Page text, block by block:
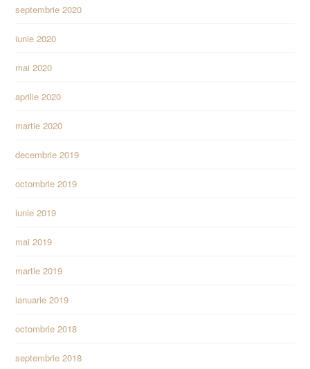
septembrie 2020
iunie 2020
mai 2020
aprilie 2020
martie 2020
decembrie 2019
octombrie 2019
iunie 2019
mai 2019
martie 2019
ianuarie 2019
octombrie 2018
septembrie 2018